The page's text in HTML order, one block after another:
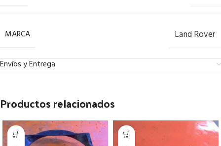
MARCA Land Rover
Envíos y Entrega
Productos relacionados